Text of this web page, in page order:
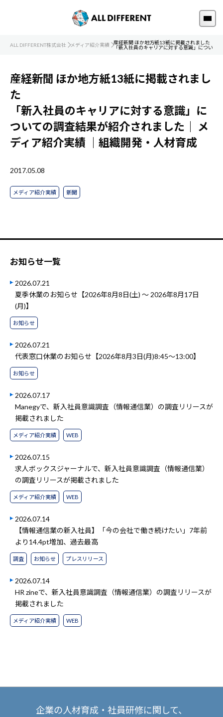
ALL DIFFERENT株式会社 メディア紹介実績
産経新聞 ほか地方紙13紙に掲載されました
「新入社員のキャリアに対する意識」について
産経新聞 ほか地方紙13紙に掲載されまし
た
「新入社員のキャリアに対する意識」に
ついての調査結果が紹介されました｜ メ
ディア紹介実績
｜組織開発・人材育成
2017.05.08
メディア紹介実績 新聞
お知らせ一覧
2026.07.21
夏季休業のお知らせ【2026年8月8日(土) ～ 2026年8月17日
(月)】
お知らせ
2026.07.21
代表窓口休業のお知らせ【2026年8月3日(月)8:45～13:00】
お知らせ
2026.07.17
Manegyで、新入社員意識調査（情報通信業）の調査リリースが
掲載されました
メディア紹介実績 WEB
2026.07.15
求人ボックスジャーナルで、新入社員意識調査（情報通信業）
の調査リリースが掲載されました
メディア紹介実績 WEB
2026.07.14
【情報通信業の新入社員】「今の会社で働き続けたい」7年前
より14.4pt増加、過去最高
調査 お知らせ プレスリリース
2026.07.14
HR zineで、新入社員意識調査（情報通信業）の調査リリースが
掲載されました
メディア紹介実績 WEB
企業の人材育成・社員研修に関して、